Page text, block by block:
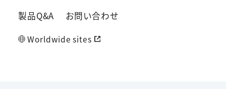
製品Q&A お問い合わせ
Worldwide sites